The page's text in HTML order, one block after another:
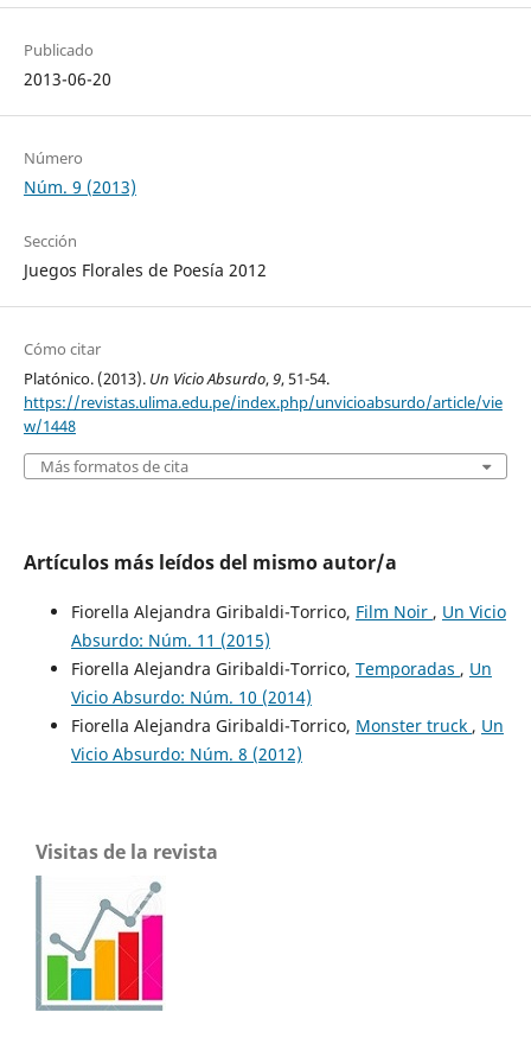
Publicado
2013-06-20
Número
Núm. 9 (2013)
Sección
Juegos Florales de Poesía 2012
Cómo citar
Platónico. (2013). Un Vicio Absurdo,9, 51-54.
https://revistas.ulima.edu.pe/index.php/unvicioabsurdo/article/vie
w/1448
Más formatos de cita
Artículos más leídos del mismo autor/a
Fiorella Alejandra Giribaldi-Torrico, Film Noir , Un Vicio
Absurdo: Núm. 11 (2015)
Fiorella Alejandra Giribaldi-Torrico, Temporadas , Un
Vicio Absurdo: Núm. 10 (2014)
Fiorella Alejandra Giribaldi-Torrico, Monster truck , Un
Vicio Absurdo: Núm. 8 (2012)
Visitas de la revista